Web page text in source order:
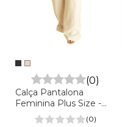
(0)
Calça Pantalona
Feminina Plus Size -
Celina
(0)